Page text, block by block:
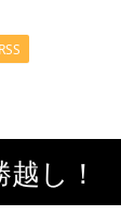
RSS
し！